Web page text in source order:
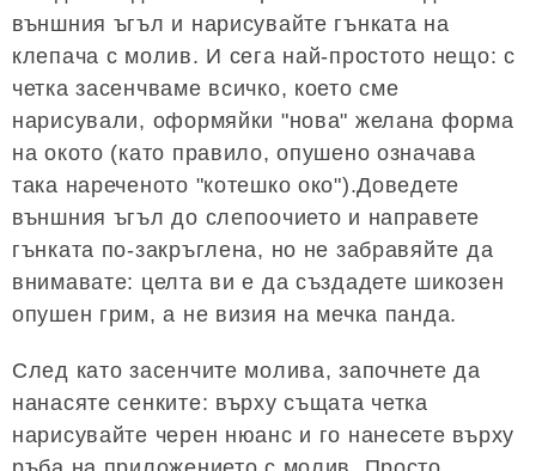
външния ъгъл и нарисувайте гънката на
клепача с молив. И сега най-простото нещо: с
четка засенчваме всичко, което сме
нарисували, оформяйки "нова" желана форма
на окото (като правило, опушено означава
така нареченото "котешко око").Доведете
външния ъгъл до слепоочието и направете
гънката по-закръглена, но не забравяйте да
внимавате: целта ви е да създадете шикозен
опушен грим, а не визия на мечка панда.
След като засенчите молива, започнете да
нанасяте сенките: върху същата четка
нарисувайте черен нюанс и го нанесете върху